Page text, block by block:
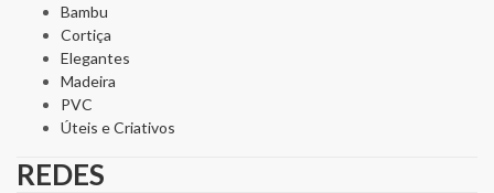
Bambu
Cortiça
Elegantes
Madeira
PVC
Úteis e Criativos
REDES